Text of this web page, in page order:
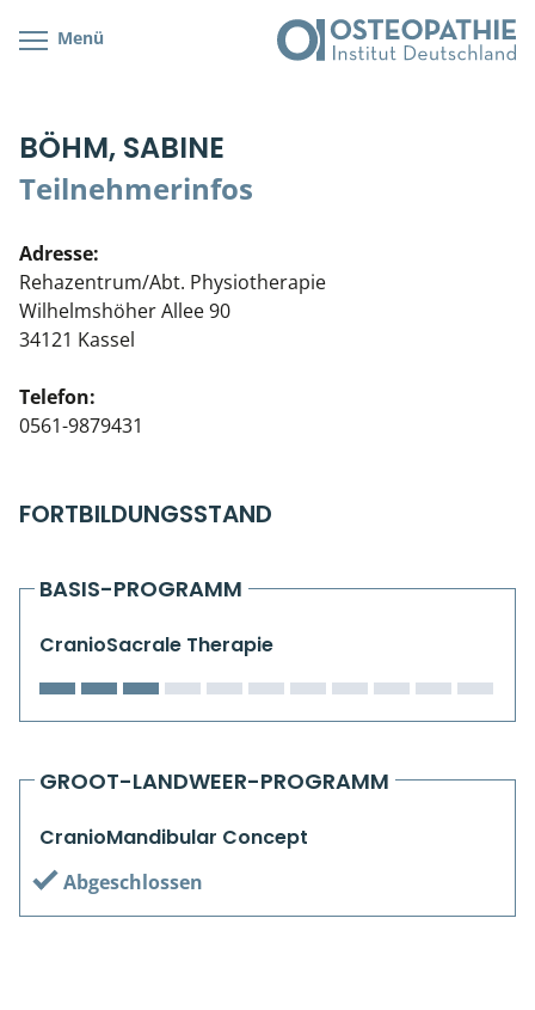
Menü
BÖHM, SABINE
Teilnehmerinfos
Adresse:
Rehazentrum/Abt. Physiotherapie
Wilhelmshöher Allee 90
34121 Kassel
Telefon:
0561-9879431
FORTBILDUNGSSTAND
BASIS-PROGRAMM
CranioSacrale Therapie
GROOT-LANDWEER-PROGRAMM
CranioMandibular Concept
Abgeschlossen
Cranial/Neurale Osteopathie
Parietale Osteopathie
Viszerale Osteopathie
Klinische & Praktische Kurse
Live Online-Kurse
Kursorte mit Kursangeboten
Bonus-Programm
Veranstaltungsticket DB
Wissenswertes
Teilnehmerliste
Stellenbörse
Soziales Engagement